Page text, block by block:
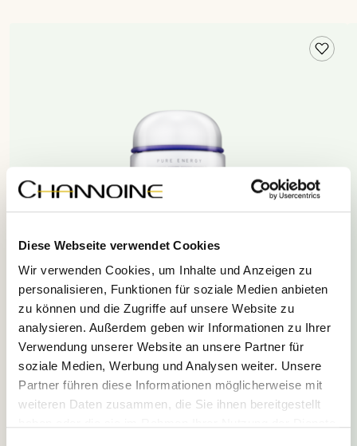
Diese Webseite verwendet Cookies
Wir verwenden Cookies, um Inhalte und Anzeigen zu
personalisieren, Funktionen für soziale Medien anbieten
zu können und die Zugriffe auf unsere Website zu
analysieren. Außerdem geben wir Informationen zu Ihrer
Verwendung unserer Website an unsere Partner für
soziale Medien, Werbung und Analysen weiter. Unsere
Partner führen diese Informationen möglicherweise mit
weiteren Daten zusammen, die Sie ihnen bereitgestellt